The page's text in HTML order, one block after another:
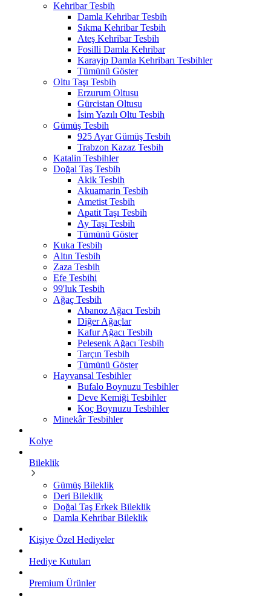
Kehribar Tesbih
Damla Kehribar Tesbih
Sıkma Kehribar Tesbih
Ateş Kehribar Tesbih
Fosilli Damla Kehribar
Karayip Damla Kehribarı Tesbihler
Tümünü Göster
Oltu Taşı Tesbih
Erzurum Oltusu
Gürcistan Oltusu
İsim Yazılı Oltu Tesbih
Gümüş Tesbih
925 Ayar Gümüş Tesbih
Trabzon Kazaz Tesbih
Katalin Tesbihler
Doğal Taş Tesbih
Akik Tesbih
Akuamarin Tesbih
Ametist Tesbih
Apatit Taşı Tesbih
Ay Taşı Tesbih
Tümünü Göster
Kuka Tesbih
Altın Tesbih
Zaza Tesbih
Efe Tesbihi
99'luk Tesbih
Ağaç Tesbih
Abanoz Ağacı Tesbih
Diğer Ağaçlar
Kafur Ağacı Tesbih
Pelesenk Ağacı Tesbih
Tarçın Tesbih
Tümünü Göster
Hayvansal Tesbihler
Bufalo Boynuzu Tesbihler
Deve Kemiği Tesbihler
Koç Boynuzu Tesbihler
Minekâr Tesbihler
Kolye
Bileklik
Gümüş Bileklik
Deri Bileklik
Doğal Taş Erkek Bileklik
Damla Kehribar Bileklik
Kişiye Özel Hediyeler
Hediye Kutuları
Premium Ürünler